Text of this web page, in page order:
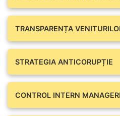
TRANSPARENȚA
STRATEGIA ANTICORUPȚIE
CONTROL INTERN